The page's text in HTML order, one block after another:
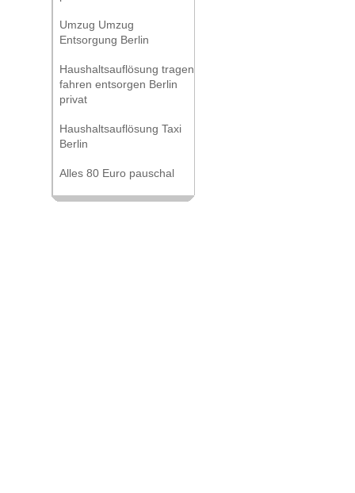
Umzug Umzug
Entsorgung Berlin
Haushaltsauflösung tragen
fahren entsorgen Berlin
privat
Haushaltsauflösung Taxi
Berlin
Alles 80 Euro pauschal